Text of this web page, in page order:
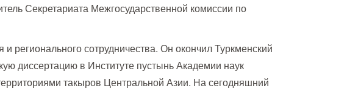
Секретариата Межгосударственной комиссии по
регионального сотрудничества. Он окончил Туркменский
диссертацию в Институте пустынь Академии наук
такыров Центральной Азии. На сегодняшний